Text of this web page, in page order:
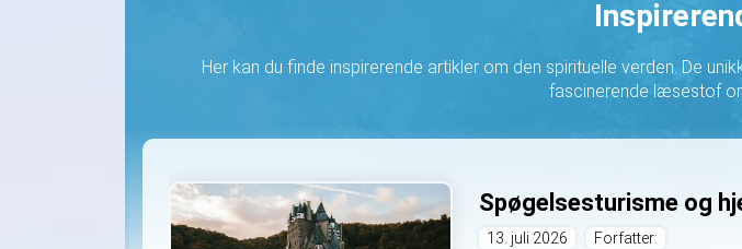
Her kan du finde inspirerende artikler om den spirituelle verden. De
fascinerende læsestof
Spøgelsesturisme og
13. juli 2026 Forfatter: